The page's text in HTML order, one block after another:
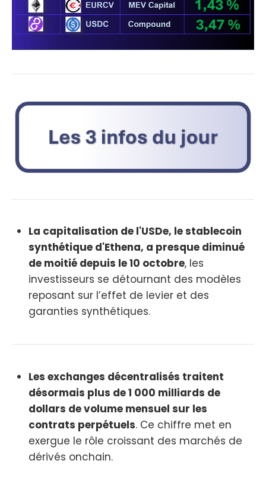
La capitalisation de l'USDe, le stablecoin
synthétique d'Ethena, a presque diminué
de moitié depuis le 10 octobre, les
investisseurs se détournant des modèles
reposant sur l’effet de levier et des
garanties synthétiques.
Les exchanges décentralisés traitent
désormais plus de 1 000 milliards de
dollars de volume mensuel sur les
contrats perpétuels. Ce chiffre met en
exergue le rôle croissant des marchés de
dérivés onchain.